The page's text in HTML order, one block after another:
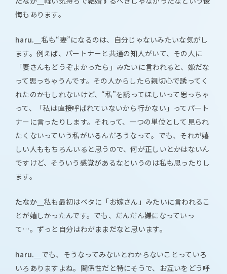
悔もあります。
haru.＿ 私も“妻”になるのは、自分じゃないみたいな気がし
ます。例えば、パートナーと共通の知人がいて、その人に
「妻さんもどうぞよかったら」みたいに言われると、嫌だな
って思っちゃうんです。その人からしたら親切心で誘ってく
れたのかもしれないけど、“私”を誘ってほしいって思っちゃ
って、「私は直接呼ばれていないから行かない」ってパート
ナーに言ったりします。それって、一つの単位として見られ
たくないっていう私がいるんだろうなって。でも、それが嬉
しい人ももちろんいると思うので、何が正しいとかはないん
ですけど、そういう感覚があるなというのは私も思ったりし
ます。
たなか＿私も最初はベタに「お嫁さん」みたいに言われるこ
とが嬉しかったんです。でも、だんだん嫌になっていっ
て…。ずっと自分はわがままだなと思います。
haru.＿ でも、そうなってみないとわからないことっていろ
いろありますよね。関係性だと特にそうで、お互いをどう呼